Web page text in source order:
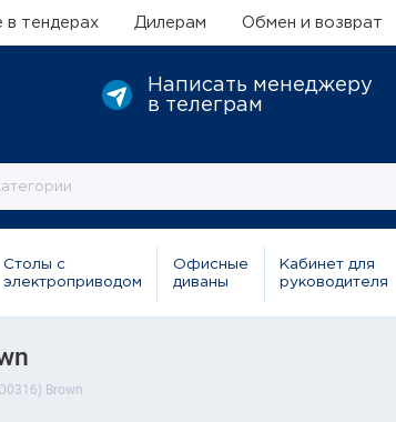
в тендерах Дилерам Обмен и возврат
Написать менеджеру
в телеграм
Столы с
электроприводом
Офисные
диваны
Кабинет для
руководителя
Brown